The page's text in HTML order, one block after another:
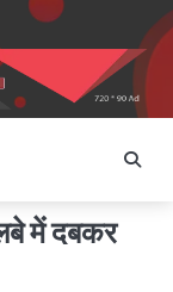
में दबकर